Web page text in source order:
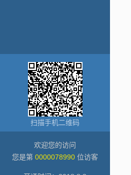
扫描手机二维码
欢迎您的访问
您是第 0000078990 位访客